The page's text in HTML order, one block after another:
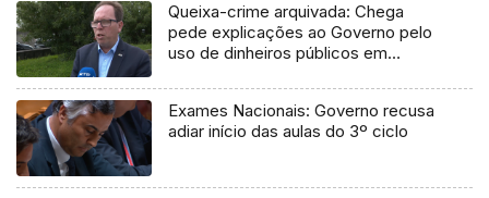
Queixa-crime arquivada: Chega
pede explicações ao Governo pelo
uso de dinheiros públicos em
Exames Nacionais: Governo recusa
adiar início das aulas do 3º ciclo